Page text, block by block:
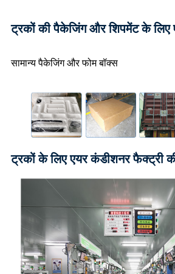
ट्रकों की पैकेजिंग और शिपमेंट के लिए
सामान्य पैकेजिंग और फोम बॉक्स
ट्रकों के लिए एयर कंडीशनर फैक्ट्री